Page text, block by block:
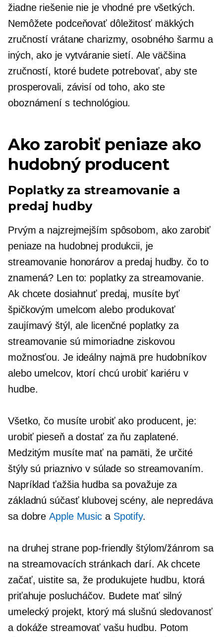
žiadne riešenie nie je vhodné pre všetkých.
Nemôžete podceňovať dôležitosť mäkkých
zručností vrátane charizmy, osobného šarmu a
iných, ako je vytváranie sietí. Ale väčšina
zručností, ktoré budete potrebovať, aby ste
prosperovali, závisí od toho, ako ste
oboznámení s technológiou.
Ako zarobiť peniaze ako
hudobný producent
Poplatky za streamovanie a
predaj hudby
Prvým a najzrejmejším spôsobom, ako zarobiť
peniaze na hudobnej produkcii, je
streamovanie honorárov a predaj hudby. čo to
znamená? Len to: poplatky za streamovanie.
Ak chcete dosiahnuť predaj, musíte byť
špičkovým umelcom alebo produkovať
zaujímavý štýl, ale licenčné poplatky za
streamovanie sú mimoriadne ziskovou
možnosťou. Je ideálny najmä pre hudobníkov
alebo umelcov, ktorí chcú urobiť kariéru v
hudbe.
Všetko, čo musíte urobiť ako producent, je:
urobiť pieseň a dostať za ňu zaplatené.
Medzitým musíte mať na pamäti, že určité
štýly sú priaznivo v súlade so streamovaním.
Napríklad ťažšia hudba sa považuje za
základnú súčasť klubovej scény, ale nepredáva
sa dobreApple Music a Spotify.
na druhej strane pop-friendly štýlom/žánrom sa
na streamovacích stránkach darí. Ak chcete
začať, uistite sa, že produkujete hudbu, ktorá
priťahuje poslucháčov. Budete mať silný
umelecký projekt, ktorý má slušnú sledovanosť
a dokáže streamovať vašu hudbu. Potom